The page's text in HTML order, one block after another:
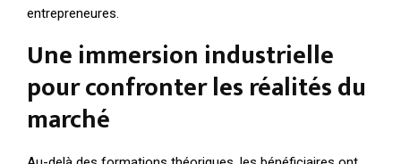
entrepreneures.
Une immersion industrielle
pour confronter les réalités du
marché